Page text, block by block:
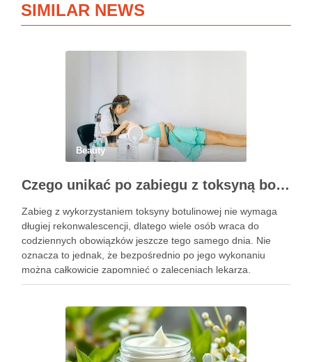
SIMILAR NEWS
Beauty
Czego unikać po zabiegu z toksyną botulinową?
Zabieg z wykorzystaniem toksyny botulinowej nie wymaga
długiej rekonwalescencji, dlatego wiele osób wraca do
codziennych obowiązków jeszcze tego samego dnia. Nie
oznacza to jednak, że bezpośrednio po jego wykonaniu
można całkowicie zapomnieć o zaleceniach lekarza.
Pierwsze godziny i dni po zabiegu mają znaczenie dla